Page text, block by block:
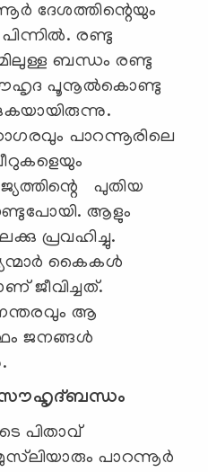
ദേശത്തിന്റെയും
രണ്ടു
ബന്ധം രണ്ടു
പൂനൂല്‍കൊണ്ടു
പാറന്നൂരിലെ
പുതിയ
ആളും
പ്രവഹിച്ചു.
കൈകള്‍
ജീവിച്ചത്.
ആ
ജനങ്ങള്‍
സൗഹൃദ്ബന്ധം
പിതാവ്
പാറന്നൂര്‍